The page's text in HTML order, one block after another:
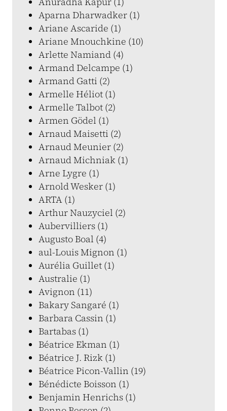
Aparna Dharwadker (1)
Ariane Ascaride (1)
Ariane Mnouchkine (10)
Arlette Namiand (4)
Armand Delcampe (1)
Armand Gatti (2)
Armelle Héliot (1)
Armelle Talbot (2)
Armen Gödel (1)
Arnaud Maisetti (2)
Arnaud Meunier (2)
Arnaud Michniak (1)
Arne Lygre (1)
Arnold Wesker (1)
ARTA (1)
Arthur Nauzyciel (2)
Aubervilliers (1)
Augusto Boal (4)
aul-Louis Mignon (1)
Aurélia Guillet (1)
Australie (1)
Avignon (11)
Bakary Sangaré (1)
Barbara Cassin (1)
Bartabas (1)
Béatrice Ekman (1)
Béatrice J. Rizk (1)
Béatrice Picon-Vallin (19)
Bénédicte Boisson (1)
Benjamin Henrichs (1)